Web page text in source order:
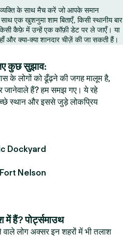
के साथ मैच करें जो आपके समान
एक खुशनुमा शाम बिताएँ, किसी स्थानीय बार
कैफ़े में उन्हें एक कॉफ़ी डेट पर ले जाएँ। या
क्या-क्या शानदार चीज़ें की जा सकती हैं।
कुछ सुझाव:
के लोगों को ढूँढ़ने की जगह मालूम है,
जानेवाले हैं? हम समझ गए। ये रहे
स्थान और इससे जुड़े लोकप्रिय
Dockyard
Nelson
हैं? पोर्ट्समाउथ
वाले लोग अक्सर इन शहरों में भी तलाश